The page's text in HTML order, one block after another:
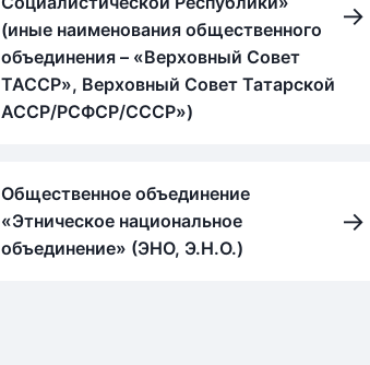
(иные наименования общественного
объединения – «Верховный Совет
ТАССР», Верховный Совет Татарской
АССР/РСФСР/СССР»)
→
Общественное объединение
«Этническое национальное
объединение» (ЭНО, Э.Н.О.)
→